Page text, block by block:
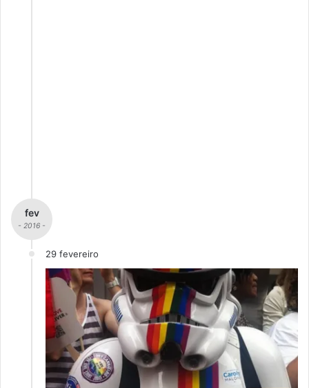
fev
- 2016 -
29 fevereiro